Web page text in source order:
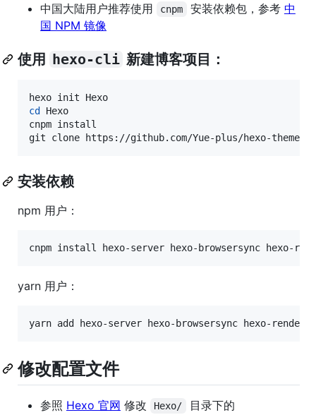
中国大陆用户推荐使用
cnpm 安装依赖包，参考 中
国 NPM 镜像
使用 hexo-cli 新建博客项目：
cd
Hexo
cnpm install
git clone https://github.com/Yue-plus/hexo-theme-
安装依赖
npm 用户：
cnpm install hexo-server hexo-browsersync hexo-
yarn 用户：
yarn add hexo-server hexo-browsersync hexo-
修改配置文件
参照 Hexo 官网 修改 Hexo/ 目录下的